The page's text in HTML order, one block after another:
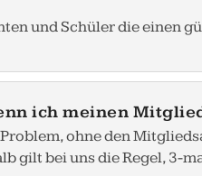
und Schüler die einen
ich meinen
ohne den
gilt bei uns die Regel, 3-